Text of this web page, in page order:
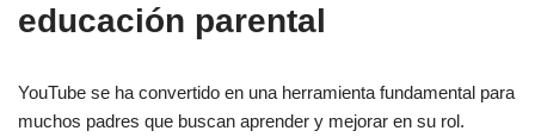
educación parental
YouTube se ha convertido en una herramienta fundamental para
muchos padres que buscan aprender y mejorar en su rol.